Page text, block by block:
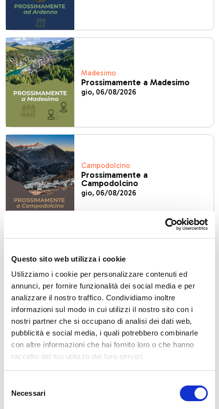
Questo sito web utilizza i cookie
Utilizziamo i cookie per personalizzare contenuti ed
annunci, per fornire funzionalità dei social media e per
analizzare il nostro traffico. Condividiamo inoltre
informazioni sul modo in cui utilizzi il nostro sito con i
nostri partner che si occupano di analisi dei dati web,
pubblicità e social media, i quali potrebbero combinarle
con altre informazioni che hai fornito loro o che hanno
raccolto dal tuo utilizzo dei loro servizi.
delNecessari
Madesimo
Prossimamente a Madesimo
gio, 06/08/2026
Campodolcino
Prossimamente a
Campodolcino
gio, 06/08/2026
Castello Dell'acqua
Prossimamente a Castello
dell'Acqua
gio, 06/08/2026
Chiesa In Valmalenco
Prossimamente a Chiesa in